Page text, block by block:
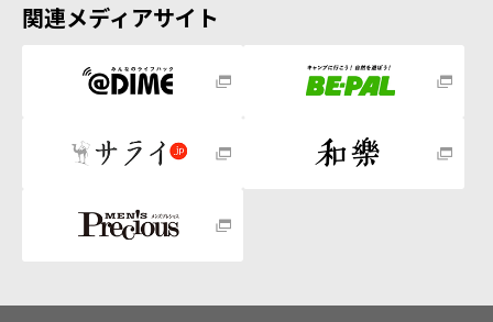
関連メディアサイト